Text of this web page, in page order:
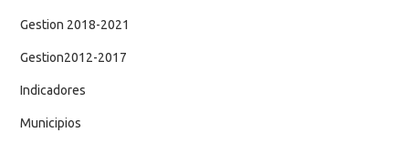
Gestion 2018-2021
Gestion2012-2017
Indicadores
Municipios